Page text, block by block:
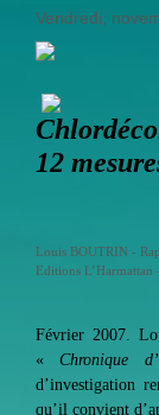
Vendredi,
12
Louis BOUTRIN -
Editions L’Harmattan
Février 2007.
«Chronique
d’investigation
qu’il convient